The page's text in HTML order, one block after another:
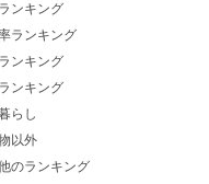
ンキング
ランキング
ンキング
ンキング
らし
以外
のランキング